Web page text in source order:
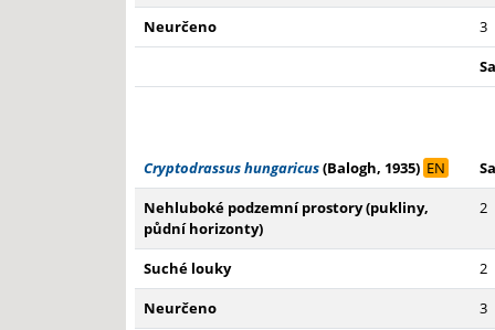
Neurčeno
3
Cryptodrassus hungaricus(Balogh, 1935) EN
Nehluboké podzemní prostory (pukliny,
půdní horizonty)
2
Suché louky 2
Neurčeno
3